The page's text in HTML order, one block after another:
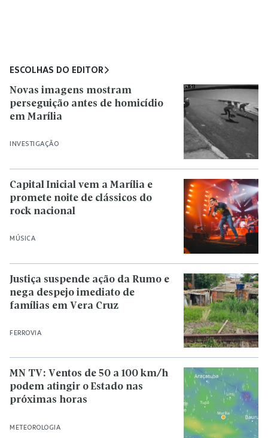
ESCOLHAS DO EDITOR
INVESTIGAÇÃO
Novas imagens mostram
perseguição antes de homicídio
em Marília
MÚSICA
Capital Inicial vem a Marília e
promete noite de clássicos do
rock nacional
FERROVIA
Justiça suspende ação da Rumo e
nega despejo imediato de
famílias em Vera Cruz
METEOROLOGIA
MN TV: Ventos de 50 a 100 km/h
podem atingir o Estado nas
próximas horas